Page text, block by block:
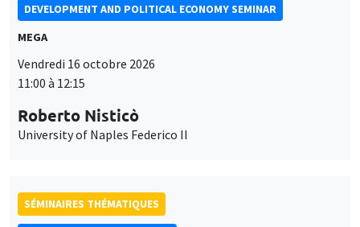
DEVELOPMENT AND POLITICAL ECONOMY SEMINAR
MEGA
Vendredi 16 octobre 2026
11:00 à 12:15
Roberto Nisticò
University of Naples Federico II
SÉMINAIRES THÉMATIQUES